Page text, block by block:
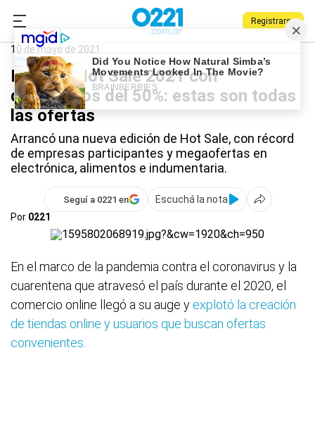
Registrarse
0221.com.ar
Hot Sale 2021
10 de mayo de 2021
Llegó el Hot Sale 2021 con
descuentos del 50%: estas son todas
las ofertas
Arrancó una nueva edición de Hot Sale, con récord
de empresas participantes y megaofertas en
electrónica, alimentos e indumentaria.
Seguí a 0221 en
Escuchá la nota
Por 0221
En el marco de la pandemia contra el coronavirus y la
cuarentena que atravesó el país durante el 2020, el
comercio online llegó a su auge y explotó la creación
de tiendas online y usuarios que buscan ofertas
convenientes.